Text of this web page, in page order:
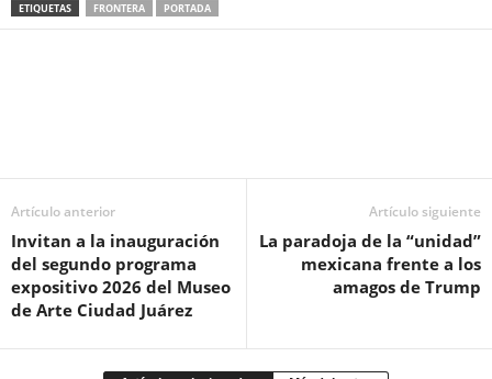
ETIQUETAS FRONTERA PORTADA
Artículo anterior
Invitan a la inauguración
del segundo programa
expositivo 2026 del Museo
de Arte Ciudad Juárez
Artículo siguiente
La paradoja de la “unidad”
mexicana frente a los
amagos de Trump